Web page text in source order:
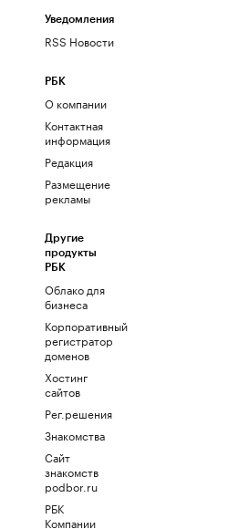
Уведомления
RSS Новости
РБК
О компании
Контактная
информация
Редакция
Размещение
рекламы
Другие
продукты
РБК
Облако для
бизнеса
Корпоративный
регистратор
доменов
Хостинг
сайтов
Рег.решения
Знакомства
Сайт
знакомств
podbor.ru
РБК
Компании